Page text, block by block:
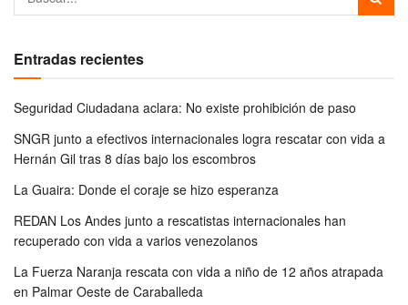
Entradas recientes
Seguridad Ciudadana aclara: No existe prohibición de paso
SNGR junto a efectivos internacionales logra rescatar con vida a
Hernán Gil tras 8 días bajo los escombros
La Guaira: Donde el coraje se hizo esperanza
REDAN Los Andes junto a rescatistas internacionales han
recuperado con vida a varios venezolanos
La Fuerza Naranja rescata con vida a niño de 12 años atrapada
en Palmar Oeste de Caraballeda